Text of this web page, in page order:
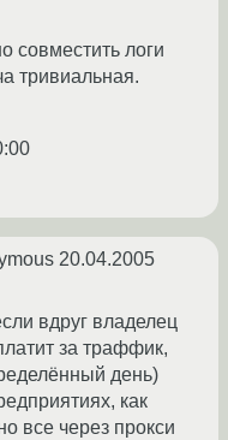
совместить логи
тривиальная.
20.04.2005
вдруг владелец
за траффик,
день)
как
все через прокси